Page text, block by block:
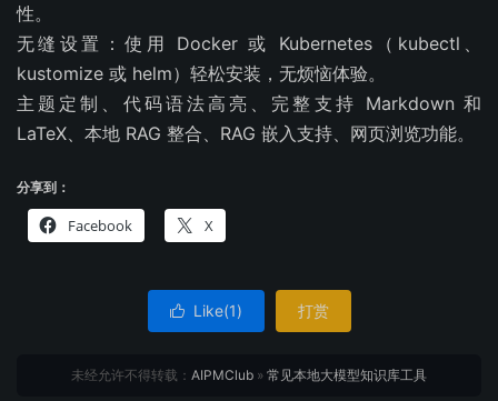
性。
无缝设置：使用 Docker 或 Kubernetes（kubectl、
kustomize 或 helm）轻松安装，无烦恼体验。
主题定制、代码语法高亮、完整支持 Markdown 和
LaTeX、本地 RAG 整合、RAG 嵌入支持、网页浏览功能。
分享到：
Facebook X
 Like(1) 打赏
未经允许不得转载： AIPMClub » 常见本地大模型知识库工具